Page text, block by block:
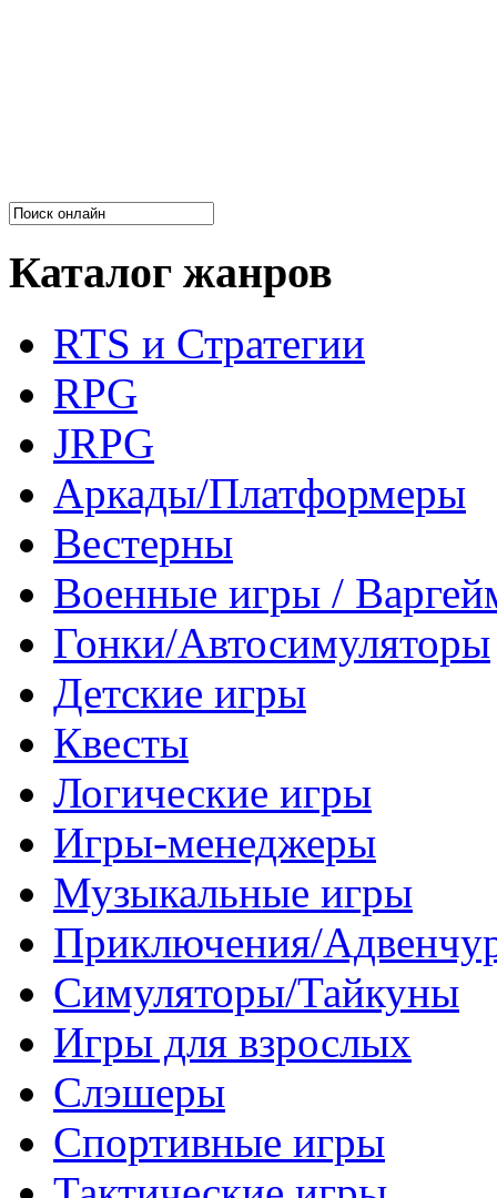
Каталог жанров
RTS и Стратегии
RPG
JRPG
Аркады/Платформеры
Вестерны
Военные игры /
Гонки/Автосимуляторы
Детские игры
Квесты
Логические игры
Игры-менеджеры
Музыкальные игры
Приключения/
Симуляторы/Тайкуны
Игры для взрослых
Слэшеры
Спортивные игры